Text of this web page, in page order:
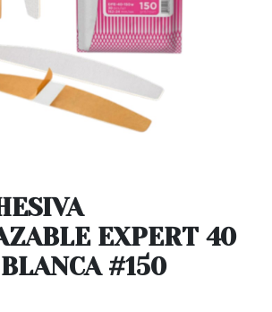
EXPERT 40
#150